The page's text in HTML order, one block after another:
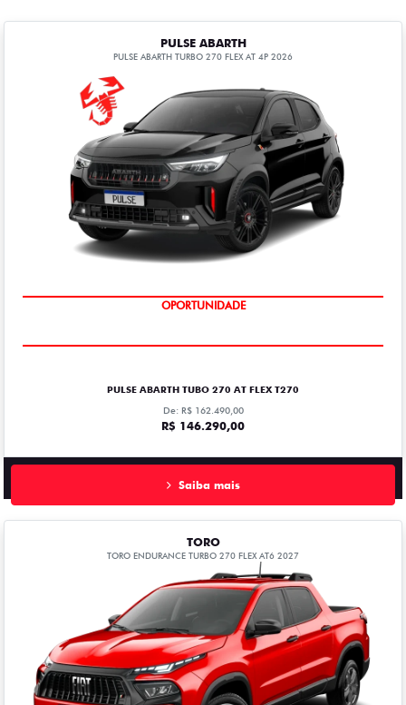
PULSE ABARTH
PULSE ABARTH TURBO 270 FLEX AT 4P 2026
OPORTUNIDADE
PULSE ABARTH TUBO 270 AT FLEX T270
De: R$ 162.490,00
R$ 146.290,00
Saiba mais
TORO
TORO ENDURANCE TURBO 270 FLEX AT6 2027